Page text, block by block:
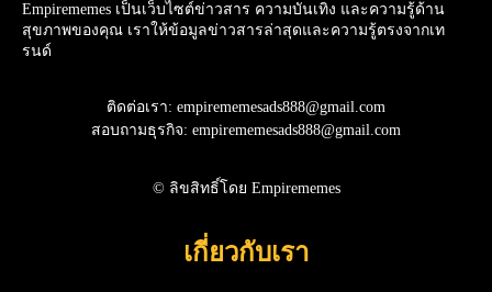
Empirememes เป็นเว็บไซต์ข่าวสาร ความบันเทิง และความรู้ด้าน
สุขภาพของคุณ เราให้ข้อมูลข่าวสารล่าสุดและความรู้ตรงจากเท
รนด์
ติดต่อเรา: empirememesads888@gmail.com
สอบถามธุรกิจ: empirememesads888@gmail.com
© ลิขสิทธิ์โดย Empirememes
เกี่ยวกับเรา